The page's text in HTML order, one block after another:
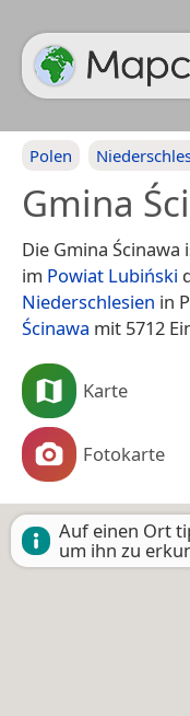
Polen
Gmina
Die Gmina
im Powiat Lubiński
Niederschlesien in
Ścinawa mit 5712
Karte
Fotokarte
Auf einen Ort
um ihn zu